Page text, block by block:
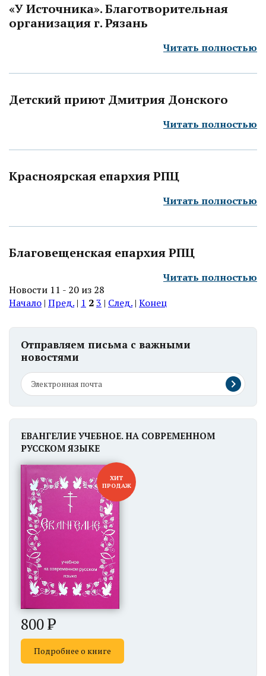
«У Источника». Благотворительная
организация г. Рязань
Читать полностью
Детский приют Дмитрия Донского
Читать полностью
Красноярская епархия РПЦ
Читать полностью
Благовещенская епархия РПЦ
Читать полностью
Новости 11 - 20 из 28
Начало | Пред. | 1 23 | След. | Конец
Отправляем письма с важными
новостями
ЕВАНГЕЛИЕ УЧЕБНОЕ. НА СОВРЕМЕННОМ
РУССКОМ ЯЗЫКЕ
ХИТ
ПРОДАЖ
800
Подробнее о книге